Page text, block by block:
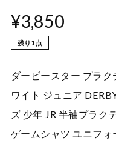
¥3,850
残り1点
ダービースター プラ
ワイト ジュニア
ズ 少年 JR 半袖プラク
ゲームシャツ ユニフ